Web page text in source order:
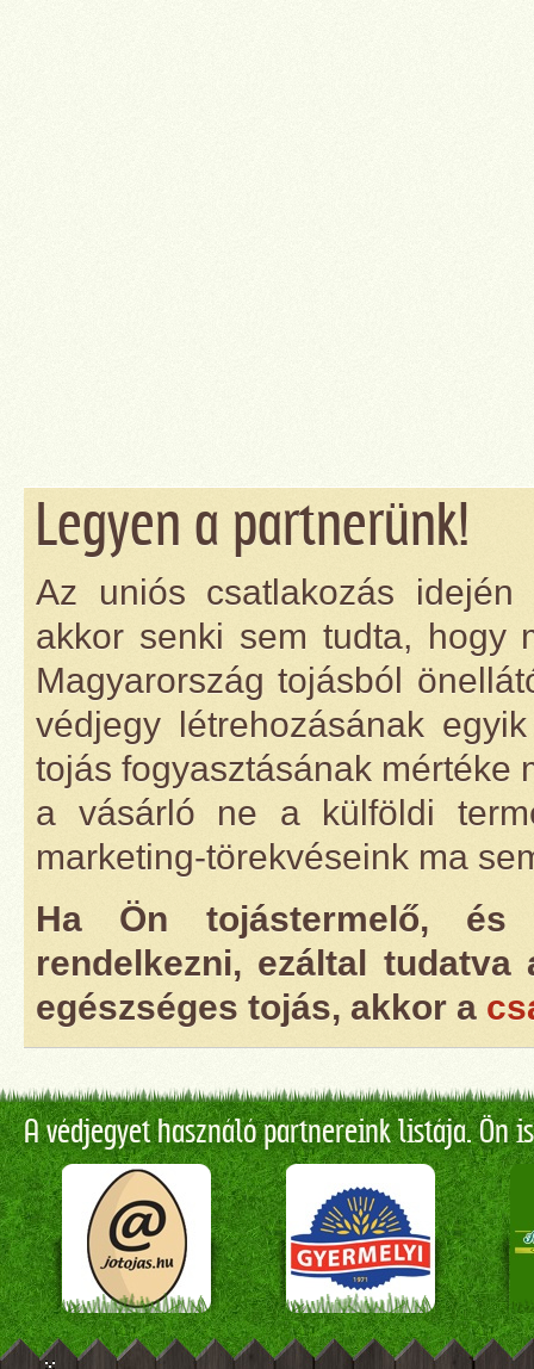
Legyen a partnerünk!
Az uniós csatlakozás
akkor senki sem tudta, hogy
Magyarország tojásból
védjegy létrehozásának
tojás fogyasztásának mértéke
a vásárló ne a külföldi
marketing-törekvéseink ma
Ha Ön tojástermelő, és
rendelkezni, ezáltal
egészséges tojás, akkor a
A védjegyet használó partnereink listája. Ön